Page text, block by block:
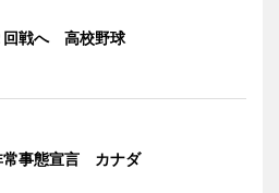
回戦へ 高校野球
常事態宣言 カナダ